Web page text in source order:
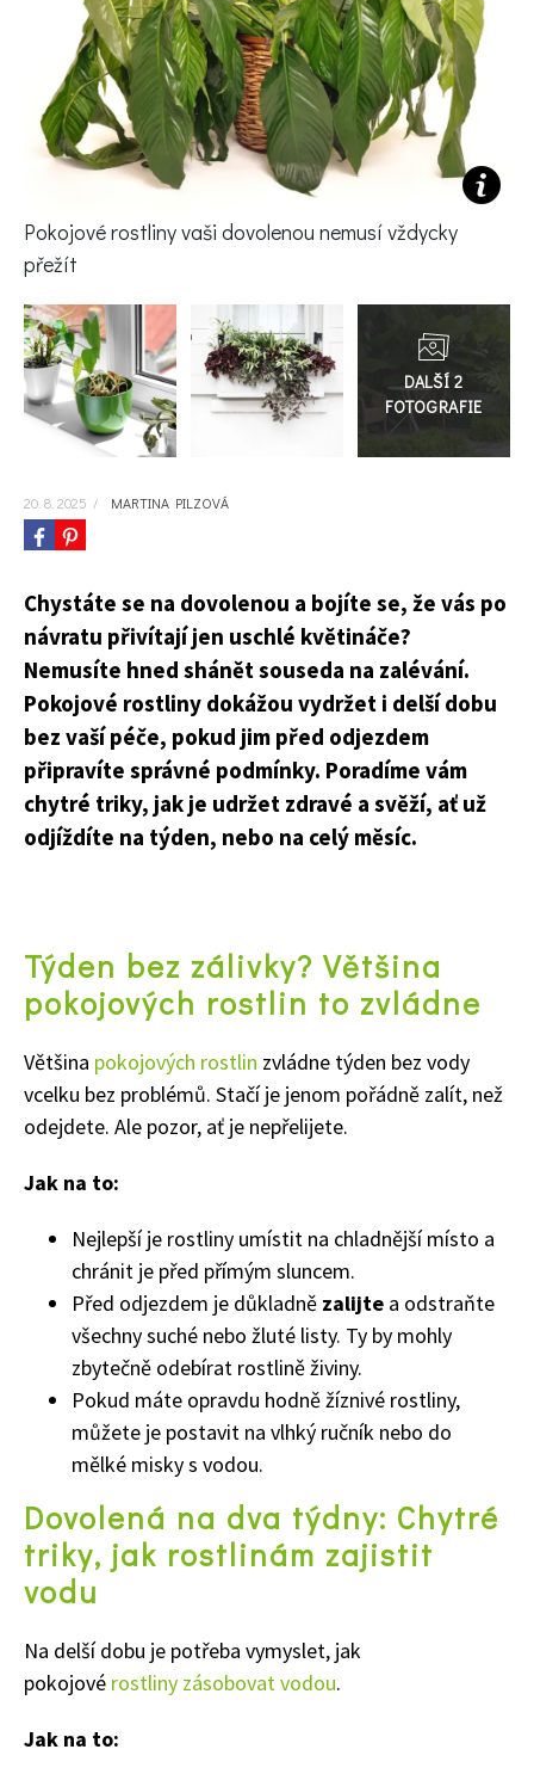
KVÍZY A TESTY
Pokojové rostliny vaši dovolenou nemusí vždycky
přežít
do
galerie
20. 8. 2025 / MARTINA PILZOVÁ
Chystáte se na dovolenou a bojíte se, že vás po
návratu přivítají jen uschlé květináče?
Nemusíte hned shánět souseda na zalévání.
Pokojové rostliny dokážou vydržet i delší dobu
bez vaší péče, pokud jim před odjezdem
připravíte správné podmínky. Poradíme vám
chytré triky, jak je udržet zdravé a svěží, ať už
odjíždíte na týden, nebo na celý měsíc.
Týden bez zálivky? Většina
pokojových rostlin to zvládne
Většina pokojových rostlin zvládne týden bez vody
vcelku bez problémů. Stačí je jenom pořádně zalít, než
odejdete. Ale pozor, ať je nepřelijete.
Jak na to:
Nejlepší je rostliny umístit na chladnější místo a
chránit je před přímým sluncem.
Před odjezdem je důkladně zalijte a odstraňte
všechny suché nebo žluté listy. Ty by mohly
zbytečně odebírat rostlině živiny.
Pokud máte opravdu hodně žíznivé rostliny,
můžete je postavit na vlhký ručník nebo do
mělké misky s vodou.
Dovolená na dva týdny: Chytré
triky, jak rostlinám zajistit
vodu
Na delší dobu je potřeba vymyslet, jak
pokojové rostliny zásobovat vodou.
Jak na to: